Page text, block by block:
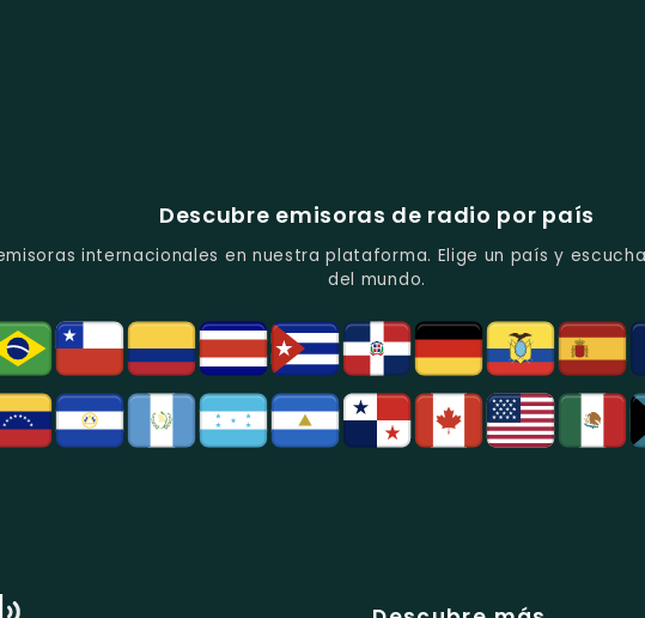
Descubre emisoras de radio por país
internacionales en nuestra plataforma. Elige un país y
del mundo.